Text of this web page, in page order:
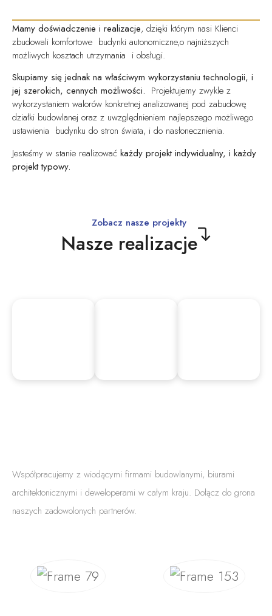
Mamy doświadczenie i realizacje, dzięki którym nasi Klienci
zbudowali komfortowe budynki autonomiczne,o najniższych
możliwych kosztach utrzymania i obsługi.
Skupiamy się jednak na właściwym wykorzystaniu technologii, i
jej szerokich, cennych możliwości. Projektujemy zwykle z
wykorzystaniem walorów konkretnej analizowanej pod zabudowę
działki budowlanej oraz z uwzględnieniem najlepszego możliwego
ustawienia budynku do stron świata, i do nasłonecznienia.
Jesteśmy w stanie realizować każdy projekt indywidualny, i każdy
projekt typowy.
Zobacz nasze projekty
Nasze realizacje
Współpracujemy z wiodącymi firmami budowlanymi, biurami
architektonicznymi i deweloperami w całym kraju. Dołącz do grona
naszych zadowolonych partnerów.